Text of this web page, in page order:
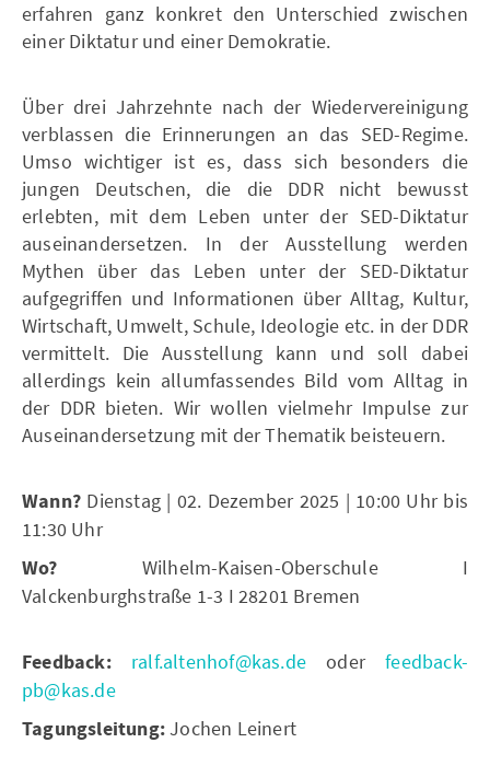
erfahren ganz konkret den Unterschied zwischen
einer Diktatur und einer Demokratie.
Über drei Jahrzehnte nach der Wiedervereinigung
verblassen die Erinnerungen an das SED-Regime.
Umso wichtiger ist es, dass sich besonders die
jungen Deutschen, die die DDR nicht bewusst
erlebten, mit dem Leben unter der SED-Diktatur
auseinandersetzen. In der Ausstellung werden
Mythen über das Leben unter der SED-Diktatur
aufgegriffen und Informationen über Alltag, Kultur,
Wirtschaft, Umwelt, Schule, Ideologie etc. in der DDR
vermittelt. Die Ausstellung kann und soll dabei
allerdings kein allumfassendes Bild vom Alltag in
der DDR bieten. Wir wollen vielmehr Impulse zur
Auseinandersetzung mit der Thematik beisteuern.
Wann? Dienstag | 02. Dezember 2025 | 10:00 Uhr bis
11:30 Uhr
Wo? Wilhelm-Kaisen-Oberschule I
Valckenburghstraße 1-3 I 28201 Bremen
Feedback: ralf.altenhof@kas.de oderfeedback-
pb@kas.de
Tagungsleitung:Jochen Leinert